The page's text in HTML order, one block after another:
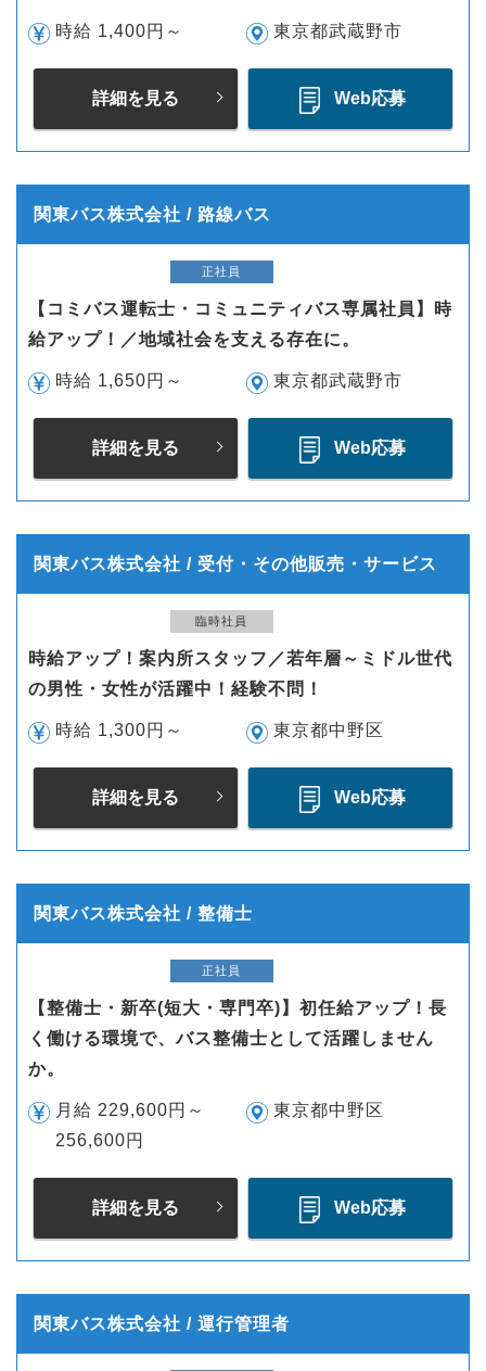
時給 1,400円～ 東京都武蔵野市
詳細を見る Web応募
関東バス株式会社 / 路線バス
正社員
【コミバス運転士・コミュニティバス専属社員】時
給アップ！／地域社会を支える存在に。
時給 1,650円～ 東京都武蔵野市
詳細を見る Web応募
関東バス株式会社 / 受付・その他販売・サービス
臨時社員
時給アップ！案内所スタッフ／若年層～ミドル世代
の男性・女性が活躍中！経験不問！
時給 1,300円～ 東京都中野区
詳細を見る Web応募
関東バス株式会社 / 整備士
正社員
【整備士・新卒(短大・専門卒)】初任給アップ！長
く働ける環境で、バス整備士として活躍しません
か。
月給 229,600円～
256,600円
東京都中野区
詳細を見る Web応募
関東バス株式会社 / 運行管理者